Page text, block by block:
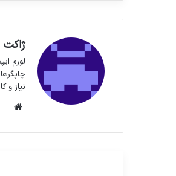
ژاکت
لورم
نیاز و